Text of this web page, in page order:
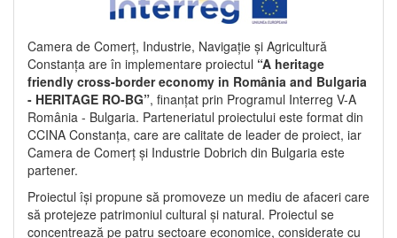
Camera de Comerț, Industrie, Navigație și Agricultură
Constanța are în implementare proiectul “A heritage
friendly cross-border economy in România and Bulgaria
- HERITAGE RO-BG”, finanțat prin Programul Interreg V-A
România - Bulgaria. Parteneriatul proiectului este format din
CCINA Constanța, care are calitate de leader de proiect, iar
Camera de Comerț și Industrie Dobrich din Bulgaria este
partener.
Proiectul își propune să promoveze un mediu de afaceri care
să protejeze patrimoniul cultural și natural. Proiectul se
concentrează pe patru sectoare economice, considerate cu